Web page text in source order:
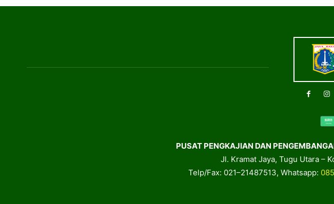
PUSAT PENGKAJIAN DAN
Jl. Kramat Jaya, Tugu Utara –
Telp/Fax: 021–21487513, Whatsapp: